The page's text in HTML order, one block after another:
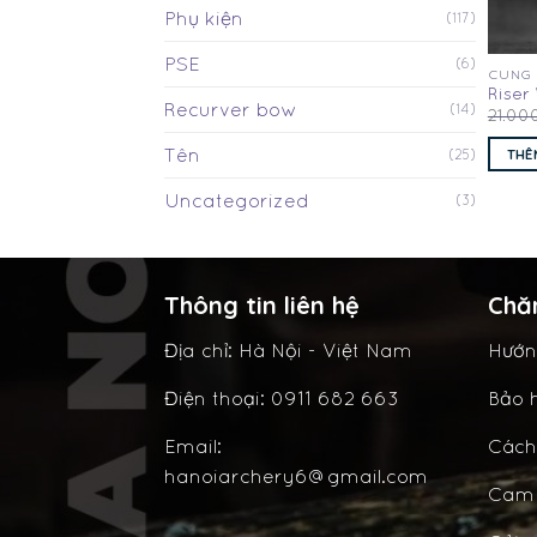
Phụ kiện (117)
PSE (6)
Recurver bow (14)
Tên (25)
Uncategorized (3)
CUNG
Riser
Nội
Thông tin liên hệ
Địa chỉ: Hà Nội - Việt Nam
Điện thoại: 0911 682 663
Email:
hanoiarchery6@gmail.com
Bảo